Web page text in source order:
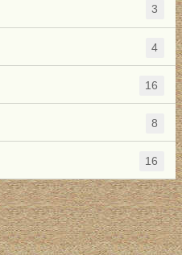
3
4
16
8
16